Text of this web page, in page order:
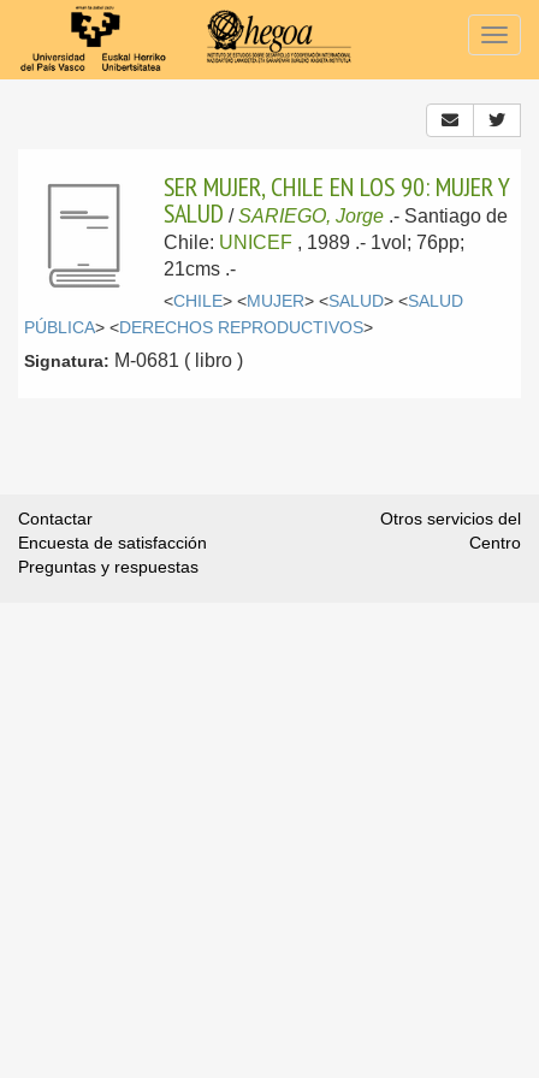
SER MUJER, CHILE EN LOS 90: MUJER Y
SALUD /SARIEGO, Jorge .- Santiago de
Chile: UNICEF , 1989 .- 1vol; 76pp;
21cms .-
<CHILE> <MUJER> <SALUD> <SALUD
PÚBLICA> <DERECHOS REPRODUCTIVOS>
Signatura: M-0681 ( libro )
Contactar
Encuesta de satisfacción
Preguntas y respuestas
Otros servicios del
Centro